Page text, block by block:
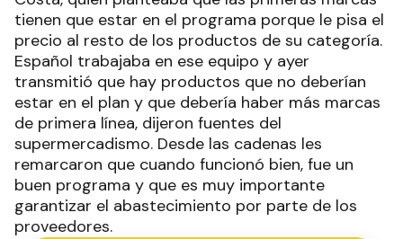
tienen que estar en el programa porque le pisa el
precio al resto de los productos de su categoría.
Español trabajaba en ese equipo y ayer
transmitió que hay productos que no deberían
estar en el plan y que debería haber más marcas
de primera línea, dijeron fuentes del
supermercadismo. Desde las cadenas les
remarcaron que cuando funcionó bien, fue un
buen programa y que es muy importante
garantizar el abastecimiento por parte de los
proveedores.